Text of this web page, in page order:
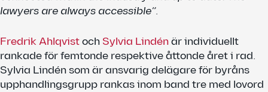
lawyers are always accessible”.
Fredrik Ahlqvistoch Sylvia Lindénär individuellt
rankade för femtonde respektive åttonde året i rad.
Sylvia Lindén som är ansvarig delägare för byråns
upphandlingsgrupp rankas inom band tre med lovord